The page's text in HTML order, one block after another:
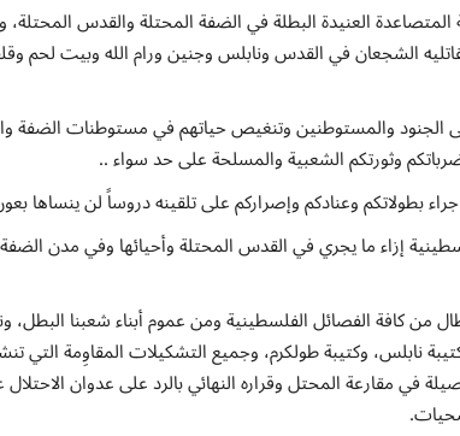
العنيدة البطلة في الضفة المحتلة والقدس المحتلة،
الشجعان في القدس ونابلس وجنين ورام الله وبيت لحم
الجنود والمستوطنين وتنغيص حياتهم في مستوطنات الضفة
وثورتكم الشعبية والمسلحة على حد سواء ..
بطولاتكم وعنادكم وإصراركم على تلقينه دروساً لن ينساها
إزاء ما يجري في القدس المحتلة وأحيائها وفي مدن
من كافة الفصائل الفلسطينية ومن عموم أبناء شعبنا
نابلس، وكتيبة طولكرم، وجميع التشكيلات المقاوِمة التي
في مقارعة المحتل وقراره النهائي بالرد على عدوان